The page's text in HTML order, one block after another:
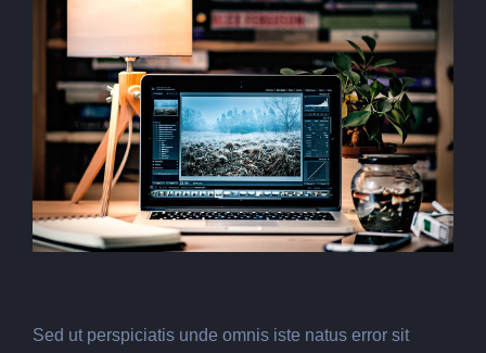
Sed ut perspiciatis unde omnis iste natus error sit